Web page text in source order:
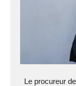
Le procureur